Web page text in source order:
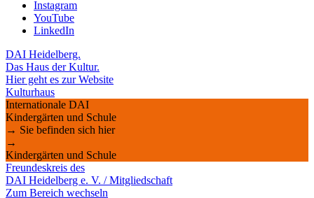
Instagram
YouTube
LinkedIn
DAI Heidelberg.
Das Haus der Kultur.
Hier geht es zur Website
Kulturhaus
Internationale DAI
Kindergärten und Schule
→ Sie befinden sich hier
→
Kindergärten und Schule
Freundeskreis des
DAI Heidelberg e. V. / Mitgliedschaft
Zum Bereich wechseln